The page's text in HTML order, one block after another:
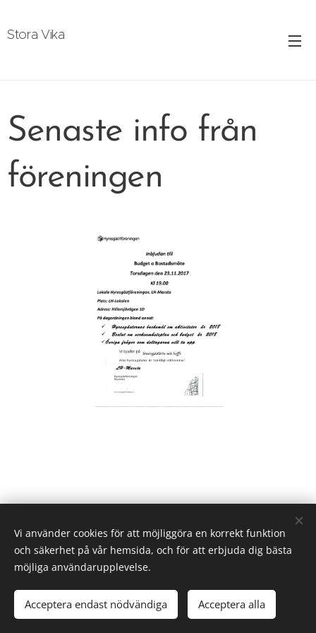
Stora Vika
Senaste info från
föreningen
2025Stora Vika
n
Cookies
Vi använder cookies för att möjliggöra en korrekt funktion
och säkerhet på vår hemsida, och för att erbjuda dig bästa
möjliga användarupplevelse.
Acceptera endast nödvändiga Acceptera alla